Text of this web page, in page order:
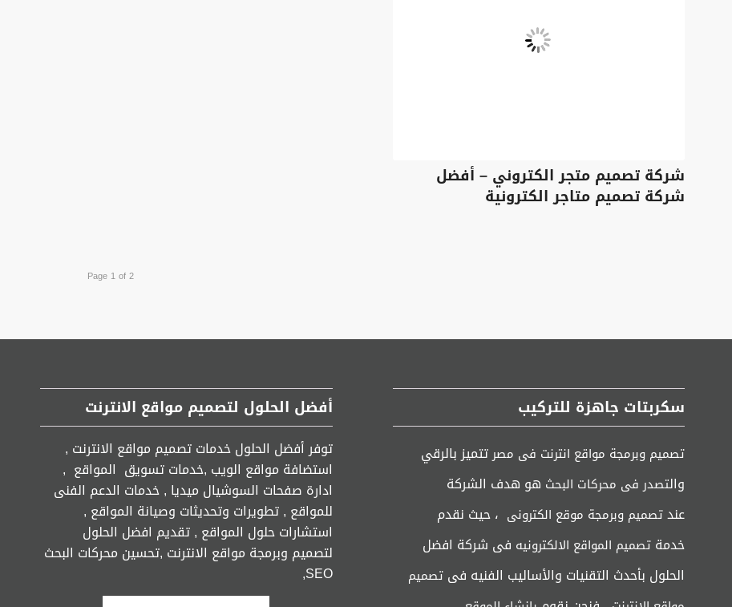
شركة تصميم متجر الكتروني – أفضل
شركة تصميم متاجر الكترونية
Page 1 of 2
سكربتات جاهزة للتركيب
تصميم وبرمجة مواقع انترنت فى مصرتتميز بالرقي
والتصدر فى محركات البحث هو هدف الشركة
عندتصميم وبرمجة موقع الكترونى ، حيث نقدم
خدمة تصميم المواقع الالكترونيه فى شركة افضل
الحلول بأحدث التقنيات والأساليب الفنيه فى تصميم
أفضل الحلول لتصميم مواقع الانترنت
توفر أفضل الحلول خدمات تصميم مواقع الانترنت ,
استضافة مواقع الويب ,خدمات تسويق المواقع ,
ادارة صفحات السوشيال ميديا , خدمات الدعم الفنى
للمواقع , تطويرات وتحديثات وصيانة المواقع ,
استشارات حلول المواقع , تقديم افضل الحلول
لتصميم وبرمجة مواقع الانترنت ,تحسين محركات البحث
SEO,